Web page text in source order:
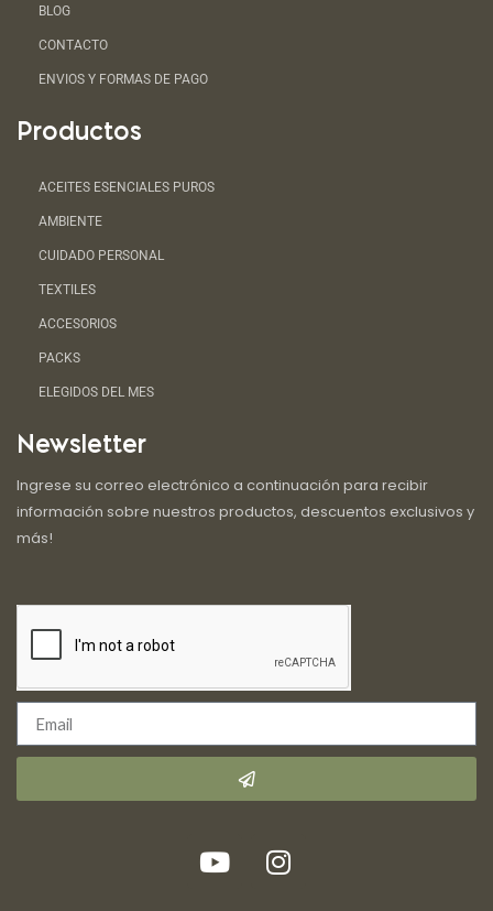
BLOG
CONTACTO
ENVIOS Y FORMAS DE PAGO
Productos
ACEITES ESENCIALES PUROS
AMBIENTE
CUIDADO PERSONAL
TEXTILES
ACCESORIOS
PACKS
ELEGIDOS DEL MES
Newsletter
Ingrese su correo electrónico a continuación para recibir
información sobre nuestros productos, descuentos exclusivos y
más!